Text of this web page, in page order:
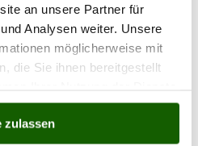
an unsere Partner für
Analysen weiter. Unsere
möglicherweise mit
die Sie ihnen bereitgestellt
zulassen
Faktoren abhängen.
der Gründung einer
für Wohnraum,
Gemeinschaftskasse,